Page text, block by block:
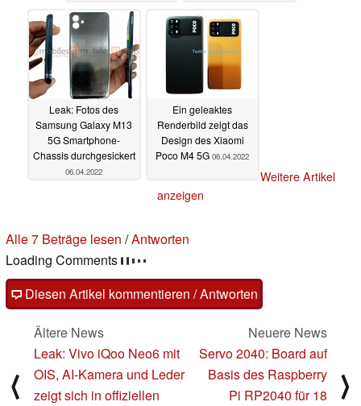
06.04.2022
Leak: Fotos des
Samsung Galaxy M13
5G Smartphone-
Chassis durchgesickert
06.04.2022
Ein geleaktes
Renderbild zeigt das
Design des Xiaomi
Poco M4 5G 06.04.2022
Weitere Artikel
anzeigen
Alle 7 Beträge lesen /Antworten
Loading Comments
Diesen Artikel kommentieren / Antworten
⟨
Ältere News
Leak: Vivo iQoo Neo6 mit
OIS, AI-Kamera und Leder
zeigt sich in offiziellen
Neuere News
Servo 2040: Board auf
Basis des Raspberry
Pi RP2040 für 18
⟩